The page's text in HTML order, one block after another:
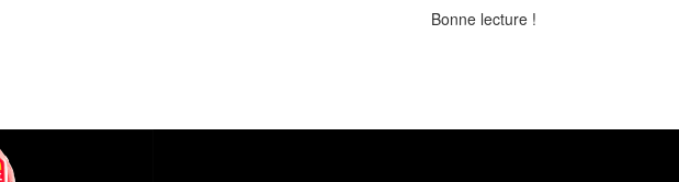
Bonne lecture !